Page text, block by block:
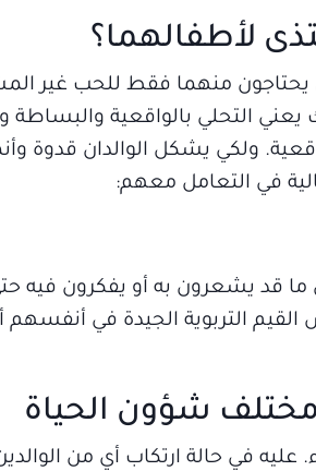
لأطفالهما؟
يحتاجون منهما فقط للحب غير
التحلي بالواقعية والبساطة
ولكي يشكل الوالدان قدوة
في التعامل معهم:
ما قد يشعرون به أو يفكرون فيه
التربوية الجيدة في أنفسهم
شؤون الحياة
في حالة ارتكاب أي من